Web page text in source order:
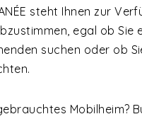
steht Ihnen zur
egal ob Sie
suchen oder ob
Mobilheim?